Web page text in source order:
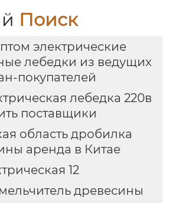
Поиск
электрические
лебедки из ведущих
покупателей
лебедка 220в
поставщики
область дробилка
аренда в Китае
12
древесины